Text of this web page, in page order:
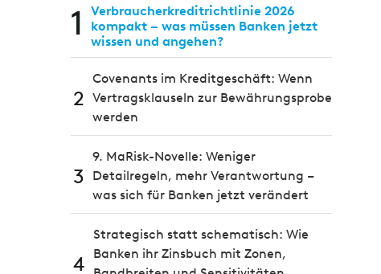
1
Verbraucherkreditrichtlinie 2026
kompakt – was müssen Banken jetzt
wissen und angehen?
2
Covenants im Kreditgeschäft: Wenn
Vertragsklauseln zur Bewährungsprobe
werden
3
9. MaRisk-Novelle: Weniger
Detailregeln, mehr Verantwortung –
was sich für Banken jetzt verändert
4
Strategisch statt schematisch: Wie
Banken ihr Zinsbuch mit Zonen,